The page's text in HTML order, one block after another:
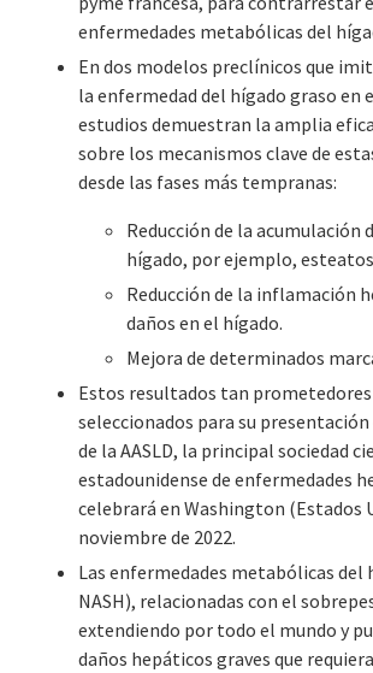
enfermedades metabólicas del
En dos modelos preclínicos que
la enfermedad del hígado graso en
estudios demuestran la amplia
sobre los mecanismos clave de
desde las fases más tempranas:
Reducción de la acumulación
hígado, por ejemplo,
Reducción de la inflamación
daños en el hígado.
Mejora de determinados
Estos resultados tan prometedores
seleccionados para su
de la AASLD, la principal sociedad
estadounidense de enfermedades
celebrará en Washington (Estados
noviembre de 2022.
Las enfermedades metabólicas del
NASH), relacionadas con el
extendiendo por todo el mundo y
daños hepáticos graves que